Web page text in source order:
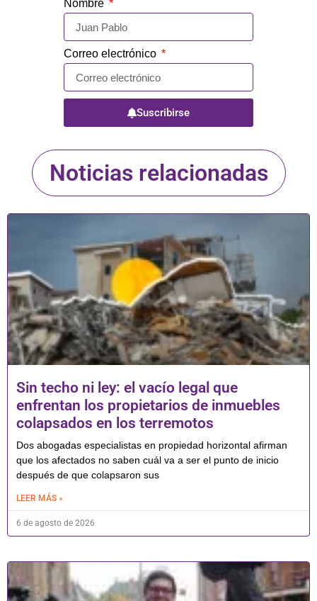
Nombre
Correo electrónico
Suscribirse
Noticias relacionadas
Sin techo ni ley: el vacío legal que
enfrentan los propietarios de inmuebles
colapsados en los terremotos
Dos abogadas especialistas en propiedad horizontal afirman
que los afectados no saben cuál va a ser el punto de inicio
después de que colapsaron sus
LEER MÁS »
6 de agosto de 2026